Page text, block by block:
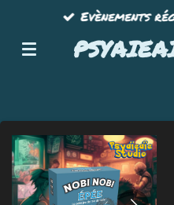
contenu
Evènements